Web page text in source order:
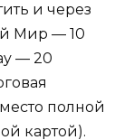
и через
Мир — 10
— 20
полной
картой).